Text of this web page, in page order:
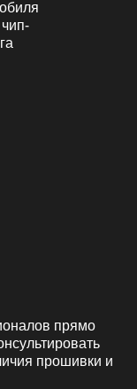
прямо
прошивки и